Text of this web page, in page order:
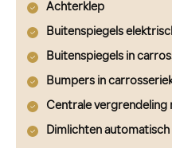
Achterklep
Buitenspiegels
Buitenspiegels in
Bumpers in
Centrale vergrendeling
Dimlichten automatisch